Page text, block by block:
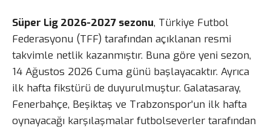
Süper Lig 2026-2027 sezonu, Türkiye Futbol
Federasyonu (TFF) tarafından açıklanan resmi
takvimle netlik kazanmıştır. Buna göre yeni sezon,
14 Ağustos 2026 Cuma günü başlayacaktır. Ayrıca
ilk hafta fikstürü de duyurulmuştur. Galatasaray,
Fenerbahçe, Beşiktaş ve Trabzonspor’un ilk hafta
oynayacağı karşılaşmalar futbolseverler tarafından